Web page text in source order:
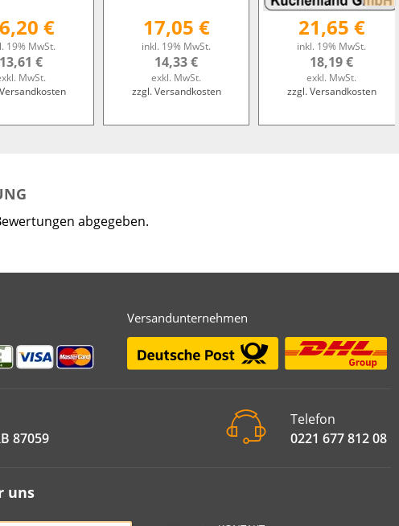
€
19% MwSt.
13,61 €
MwSt.
17,05 €
inkl. 19% MwSt.
14,33 €
exkl. MwSt.
zzgl. Versandkosten
21,65 €
inkl. 19% MwSt.
18,19 €
exkl. MwSt.
zzgl. Versandkosten
abgegeben.
Versandunternehmen
87059
Telefon
0221 677 812 08
uns